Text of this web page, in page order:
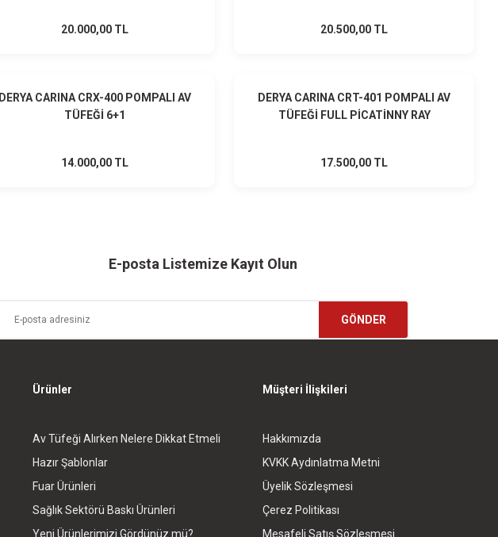
20.000,00 TL
20.500,00 TL
DERYA CARINA CRX-400 POMPALI AV
TÜFEĞİ 6+1
14.000,00 TL
DERYA CARINA CRT-401 POMPALI AV
TÜFEĞİ FULL PİCATİNNY RAY
17.500,00 TL
E-posta Listemize Kayıt Olun
GÖNDER
Ürünler
Av Tüfeği Alırken Nelere Dikkat Etmeli
Hazır Şablonlar
Fuar Ürünleri
Sağlık Sektörü Baskı Ürünleri
Yeni Ürünlerimizi Gördünüz mü?
Müşteri İlişkileri
Hakkımızda
KVKK Aydınlatma Metni
Üyelik Sözleşmesi
Çerez Politikası
Mesafeli Satış Sözleşmesi